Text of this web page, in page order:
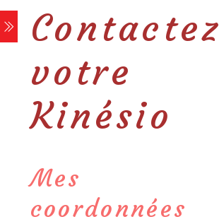
Contactez
votre
Kinésio
Mes
coordonnées